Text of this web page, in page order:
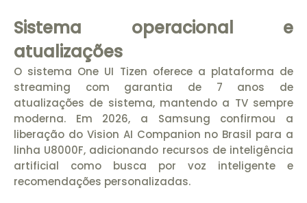
Sistema operacional e
atualizações
O sistema One UI Tizen oferece a plataforma de
streaming com garantia de 7 anos de
atualizações de sistema, mantendo a TV sempre
moderna. Em 2026, a Samsung confirmou a
liberação do Vision AI Companion no Brasil para a
linha U8000F, adicionando recursos de inteligência
artificial como busca por voz inteligente e
recomendações personalizadas.